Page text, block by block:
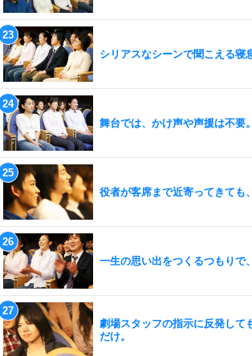
シリアスなシーンで聞こえる寝
舞台では、かけ声や声援は不要。
役者が客席まで近寄ってきても
一生の思い出をつくるつもりで
劇場スタッフの指示に反発して
だけ。